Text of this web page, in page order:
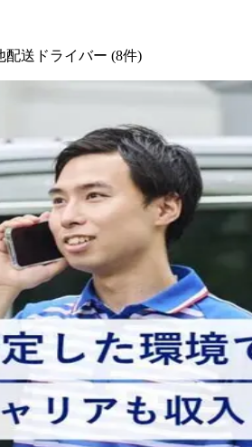
配送ドライバー (8件)